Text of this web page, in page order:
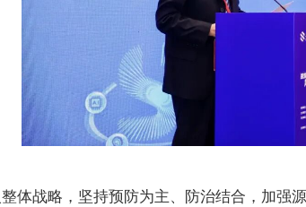
体战略，坚持预防为主、防治结合，加